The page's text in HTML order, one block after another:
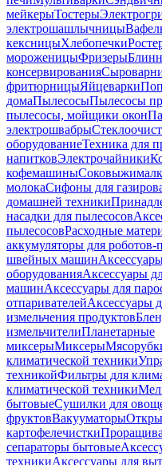
мейкерыТостеры
электрошашлычницы
кексницыХлебопечки
мороженицыФризеры
консервирования
фритюрницыЯйцеварки
домаПылесосыПылесосы
пылесосы, мойщики окон
электрошвабры
оборудованиеТехника для
напитковЭлектрочайники
кофемашины
молокаСифоны для
домашней техники
насадки для пылесосов
пылесосовРасходные
аккумуляторы для роботов-
швейных машин
оборудованияАксессуары
машинАксессуары для
отпаривателейАксессуары
измельчения продуктов
измельчителиПланетарные
миксерыМиксеры
климатической техники
техникойФильтры для
климатической техники
бытовыеСушилки для
фруктовВакууматоры
картофелечистки
сепараторы бытовые
техникиАксессуары для